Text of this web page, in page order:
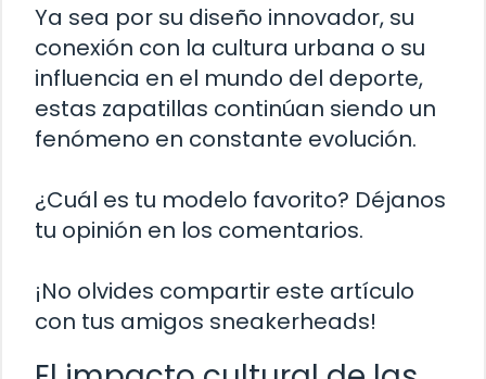
Ya sea por su diseño innovador, su
conexión con la cultura urbana o su
influencia en el mundo del deporte,
estas zapatillas continúan siendo un
fenómeno en constante evolución.
¿Cuál es tu modelo favorito? Déjanos
tu opinión en los comentarios.
¡No olvides compartir este artículo
con tus amigos sneakerheads!